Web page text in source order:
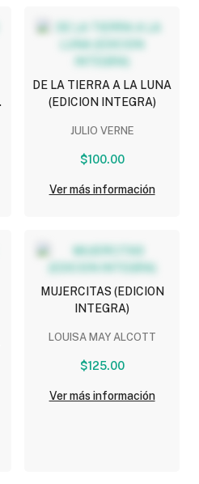
DE LA TIERRA A LA LUNA
(EDICION INTEGRA)
JULIO VERNE
$100.00
Ver más información
MUJERCITAS (EDICION
INTEGRA)
LOUISA MAY ALCOTT
$125.00
Ver más información